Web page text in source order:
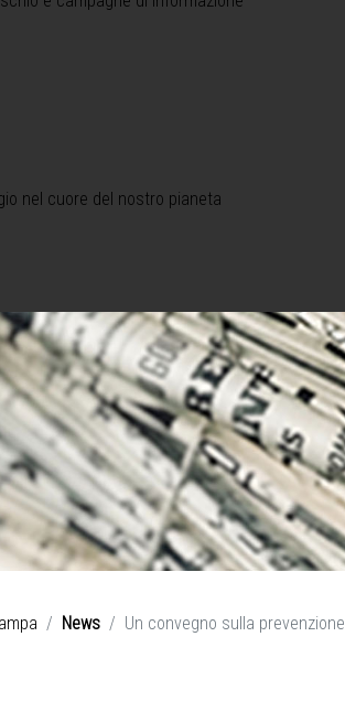
nel cuore del nostro pianeta
News Un convegno sulla